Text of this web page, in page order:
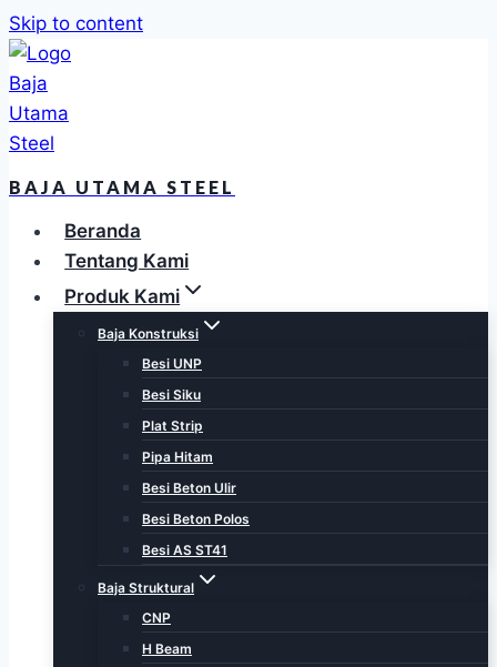
Skip to content
BAJA UTAMA STEEL
Beranda
Tentang Kami
Produk Kami
Baja Konstruksi
Besi UNP
Besi Siku
Plat Strip
Pipa Hitam
Besi Beton Ulir
Besi Beton Polos
Besi AS ST41
Baja Struktural
CNP
H Beam